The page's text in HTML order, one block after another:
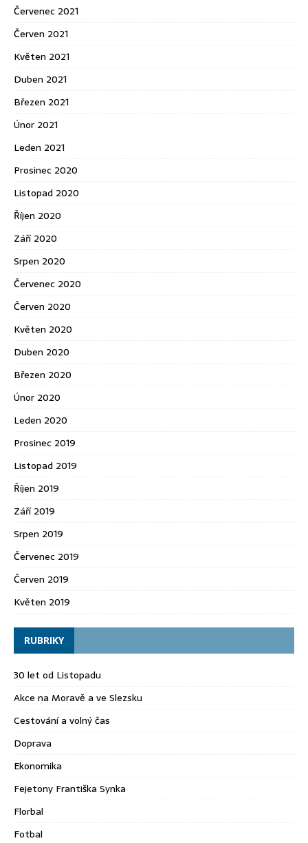
Červenec 2021
Červen 2021
Květen 2021
Duben 2021
Březen 2021
Únor 2021
Leden 2021
Prosinec 2020
Listopad 2020
Říjen 2020
Září 2020
Srpen 2020
Červenec 2020
Červen 2020
Květen 2020
Duben 2020
Březen 2020
Únor 2020
Leden 2020
Prosinec 2019
Listopad 2019
Říjen 2019
Září 2019
Srpen 2019
Červenec 2019
Červen 2019
Květen 2019
RUBRIKY
30 let od Listopadu
Akce na Moravě a ve Slezsku
Cestování a volný čas
Doprava
Ekonomika
Fejetony Františka Synka
Florbal
Fotbal